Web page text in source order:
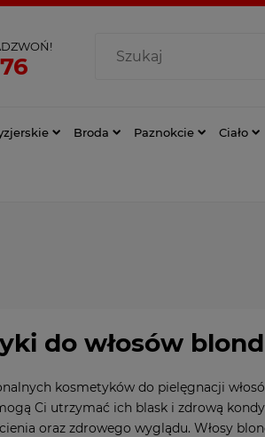
Broda Paznokcie Ciało
do włosów
kosmetyków do pielęgnacji
Ci utrzymać ich blask i zdrową
oraz zdrowego wyglądu. Włosy